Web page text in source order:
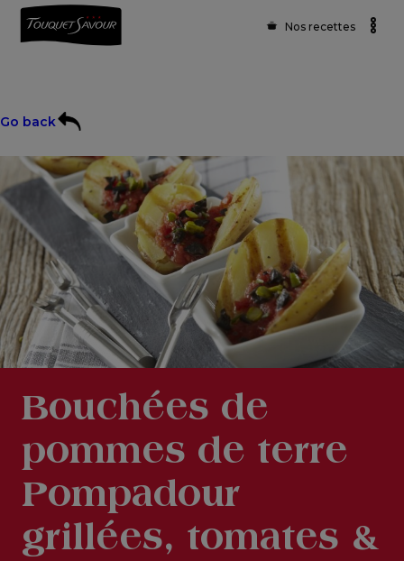
Nos recettes
Go back
Bouchées de
pommes de terre
Pompadour
grillées, tomates &